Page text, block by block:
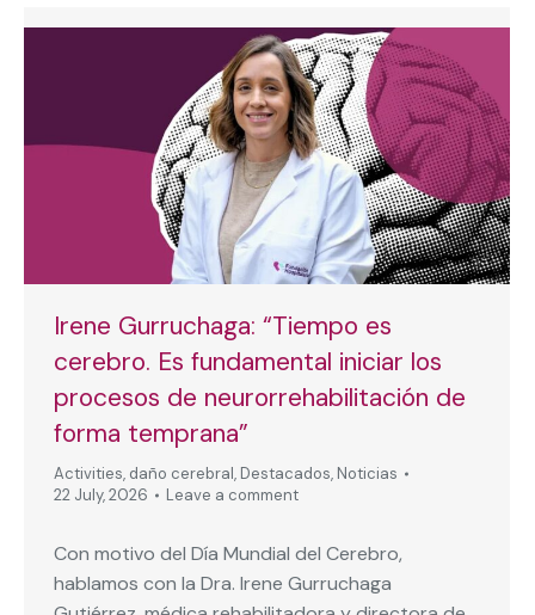
Irene Gurruchaga: “Tiempo es
cerebro. Es fundamental iniciar los
procesos de neurorrehabilitación de
forma temprana”
Activities, daño cerebral, Destacados, Noticias
22 July, 2026
Leave a comment
Con motivo del Día Mundial del Cerebro,
hablamos con la Dra. Irene Gurruchaga